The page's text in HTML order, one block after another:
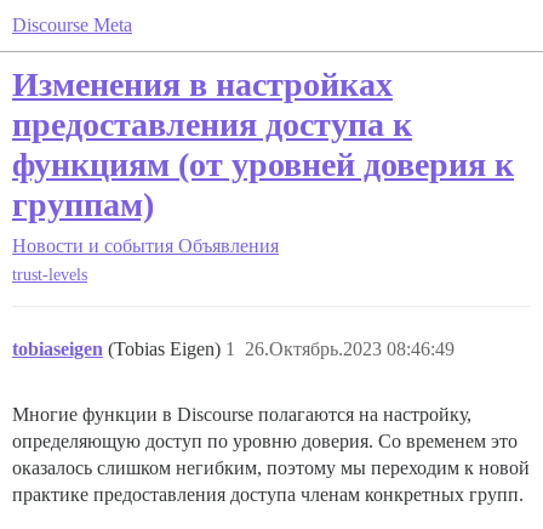
Discourse Meta
Изменения в настройках
предоставления доступа к
функциям (от уровней доверия к
группам)
Новости и события Объявления
trust-levels
tobiaseigen (Tobias Eigen) 26.Октябрь.2023 08:46:49
1
Многие функции в Discourse полагаются на настройку,
определяющую доступ по уровню доверия. Со временем это
оказалось слишком негибким, поэтому мы переходим к новой
практике предоставления доступа членам конкретных групп.